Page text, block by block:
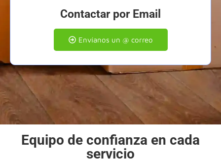
Contactar por Email
Envíanos un @ correo
Equipo de confianza en cada
servicio